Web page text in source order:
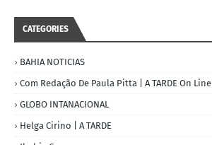
CATEGORIES
BAHIA NOTICIAS
Com Redação De Paula Pitta | A TARDE On Line
GLOBO INTANACIONAL
Helga Cirino | A TARDE